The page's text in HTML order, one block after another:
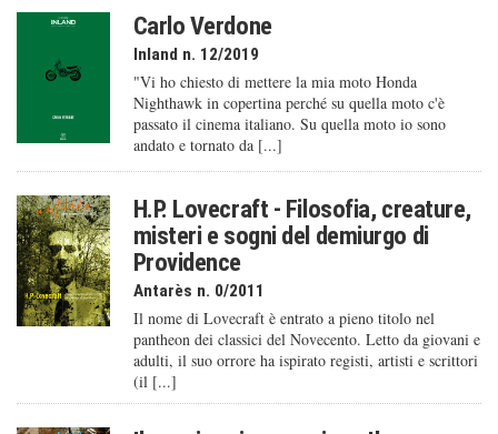
Carlo Verdone
Inland n. 12/2019
"Vi ho chiesto di mettere la mia moto Honda
Nighthawk in copertina perché su quella moto c'è
passato il cinema italiano. Su quella moto io sono
andato e tornato da [...]
H.P. Lovecraft - Filosofia, creature,
misteri e sogni del demiurgo di
Providence
Antarès n. 0/2011
Il nome di Lovecraft è entrato a pieno titolo nel
pantheon dei classici del Novecento. Letto da giovani e
adulti, il suo orrore ha ispirato registi, artisti e scrittori
(il [...]